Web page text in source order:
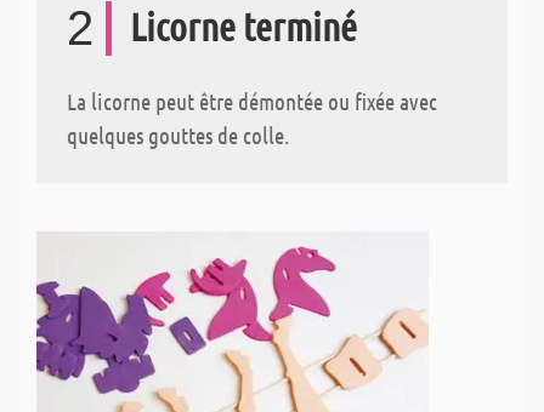
2 Licorne terminé
La licorne peut être démontée ou fixée avec
quelques gouttes de colle.